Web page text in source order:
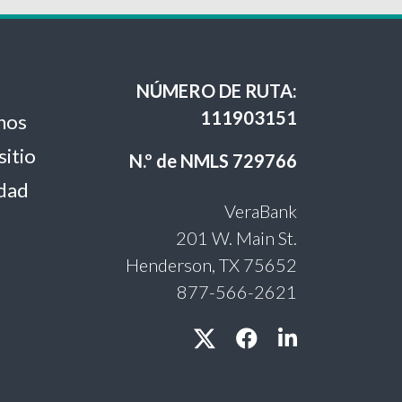
NÚMERO DE RUTA:
111903151
N.º de NMLS 729766
VeraBank
201 W. Main St.
Henderson, TX 75652
877-566-2621